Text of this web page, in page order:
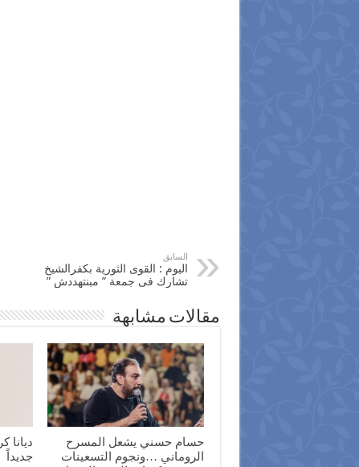
السابق
اليوم : القوى الثورية بكفرالشيخ
تشارك فى جمعة ” مبنتهددش ”
مقالات مشابهة
حسام حسني يشعل المسرح
الروماني …ونجوم التسعينات
ديانا
جديداً